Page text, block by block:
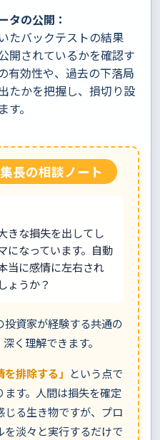
タの公開：
たバックテストの結果
開されているかを確認す
有効性や、過去の下落局
たかを把握し、損切り設
。
長の相談ノート
きな損失を出してし
になっています。自動
当に感情に左右され
ょうか？
資家が経験する共通の
く理解できます。
を排除する」 という点で
す。人間は損失を確定
る生き物ですが、プロ
淡々と実行するだけで